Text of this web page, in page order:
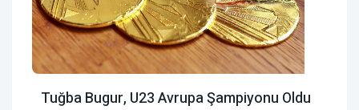
Tuğba Bugur, U23 Avrupa Şampiyonu Oldu